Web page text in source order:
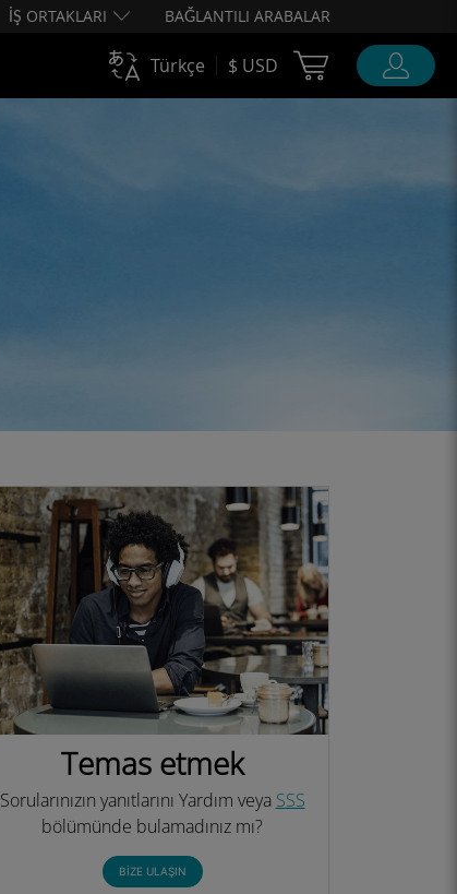
İŞ ORTAKLARI BAĞLANTILI ARABALAR
Türkçe $ USD Cart Ubigi
Temas etmek
Sorularınızın yanıtlarını Yardım veya SSS
bölümünde bulamadınız mı?
BIZE ULAŞIN